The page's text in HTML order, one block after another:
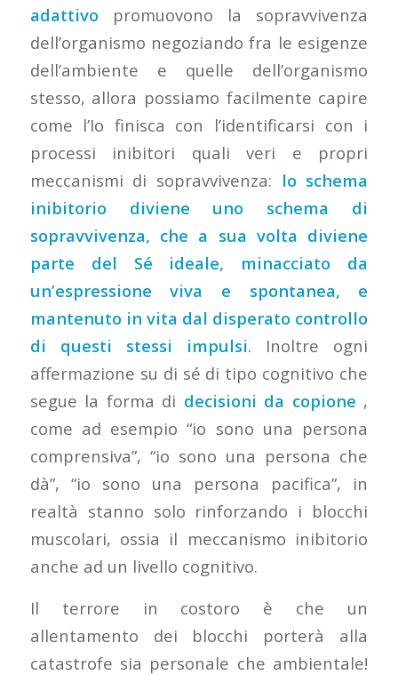
adattivopromuovono la sopravvivenza
dell’organismo negoziando fra le esigenze
dell’ambiente e quelle dell’organismo
stesso, allora possiamo facilmente capire
come l’Io finisca con l’identificarsi con i
processi inibitori quali veri e propri
meccanismi di sopravvivenza: lo schema
inibitorio diviene uno schema di
sopravvivenza, che a sua volta diviene
parte del Sé ideale, minacciato da
un’espressione viva e spontanea, e
mantenuto in vita dal disperato controllo
di questi stessi impulsi. Inoltre ogni
affermazione su di sé di tipo cognitivo che
segue la forma di decisioni da copione ,
come ad esempio “io sono una persona
comprensiva”, “io sono una persona che
dà”, “io sono una persona pacifica”, in
realtà stanno solo rinforzando i blocchi
muscolari, ossia il meccanismo inibitorio
anche ad un livello cognitivo.
Il terrore in costoro è che un
allentamento dei blocchi porterà alla
catastrofe sia personale che ambientale!